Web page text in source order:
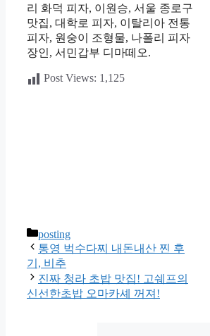
리 화덕 피자, 이원승, 서울 종로구
맛집, 대학로 피자, 이탈리아 전통
피자, 원숭이 조형물, 나폴리 피자
장인, 서민갑부 디마떼오.
Post Views: 1,125
카
테
고
리
posting
통영 벅수다찌 내돈내산 찐 후
기, 비추
진짜 청라 초밥 맛집! 고쉐프의
신선한초밥 오마카셰 꺼져!